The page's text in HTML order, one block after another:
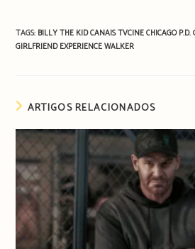
TAGS: BILLY THE KIDCANAIS TVCINECHICAGO P.D.
GIRLFRIEND EXPERIENCEWALKER
ARTIGOS RELACIONADOS